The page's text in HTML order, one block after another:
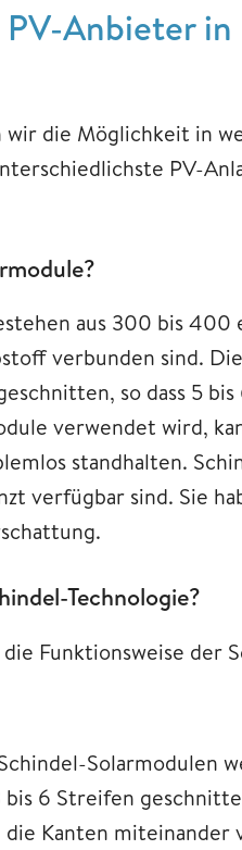
PV-Anbieter
die Möglichkeit in
PV-
aus 300 bis
verbunden sind.
so dass 5
verwendet wird,
standhalten.
verfügbar sind. Sie
Technologie?
Funktionsweise der
Solarmodulen
6 Streifen
Kanten